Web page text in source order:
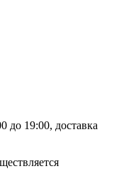
до 19:00, доставка